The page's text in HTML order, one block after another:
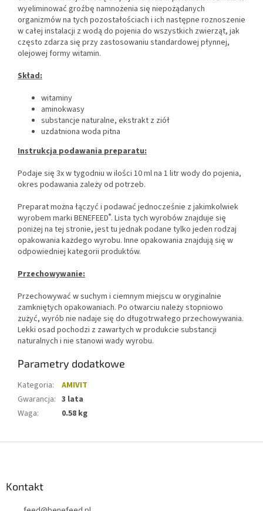
wyeliminować groźbę namnożenia się niepożądanych
organizmów na tych pozostałościach i ich następne roznoszenie
w całej instalacji z wodą do pojenia do wszystkich zwierząt, jak
często zdarza się przy zastosowaniu standardowej płynnej,
olejowej formy witamin.
Skład:
witaminy
aminokwasy
substancje naturalne, ekstrakt z ziół
uzdatniona woda pitna
Instrukcja podawania preparatu:
Podaje się 3x w tygodniu w ilości 10 ml na 1 litr wody do pojenia,
okres podawania zależy od potrzeb.
Preparat można łączyć i podawać jednocześnie z jakimkolwiek
wyrobem marki BENEFEED®. Lista tych wyrobów znajduje się
poniżej na tej stronie, jest tu jednak podane tylko jeden rodzaj
opakowania każdego wyrobu. Inne opakowania znajdują się w
odpowiedniej kategorii produktów.
Przechowywanie:
Przechowywać w suchym i ciemnym miejscu w oryginalnie
zamkniętych opakowaniach. Po otwarciu należy stopniowo
zużyć, wyrób nie nadaje się do długotrwałego przechowywania.
Lekki osad pochodzi z zawartych w produkcie substancji
naturalnych i nie stanowi wady wyrobu.
Parametry dodatkowe
Kategoria:
AMIVIT
Gwarancja: 3 lata
Waga: 0.58 kg
Kontakt